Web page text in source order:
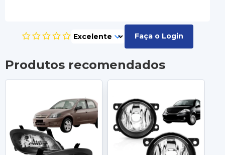
Faça o Login
Produtos recomendados